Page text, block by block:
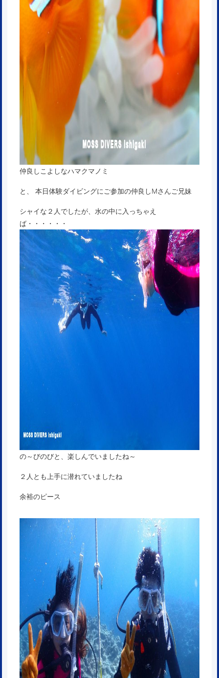
仲良しこよしなハマクマノミ
と、 本日体験ダイビングにご参加の仲良しMさんご兄妹
シャイな２人でしたが、水の中に入っちゃえ
ば・・・・・・
の～びのびと、楽しんでいましたね～
２人とも上手に潜れていましたね
余裕のピース